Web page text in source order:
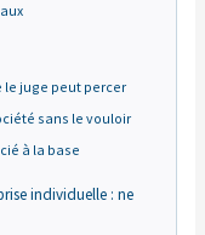
le juge peut percer
sans le vouloir
à la base
individuelle : ne